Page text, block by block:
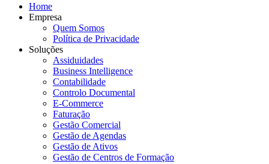
Home
Empresa
Quem Somos
Política de Privacidade
Soluções
Assiduidades
Business Intelligence
Contabilidade
Controlo Documental
E-Commerce
Faturação
Gestão Comercial
Gestão de Agendas
Gestão de Ativos
Gestão de Centros de Formação